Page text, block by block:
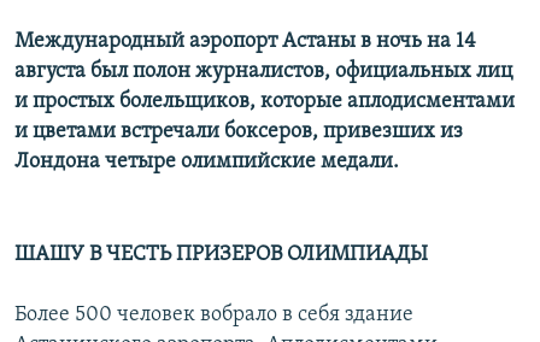
Международный аэропорт Астаны в ночь на 14
августа был полон журналистов, официальных лиц
и простых болельщиков, которые аплодисментами
и цветами встречали боксеров, привезших из
Лондона четыре олимпийские медали.
ШАШУ В ЧЕСТЬ ПРИЗЕРОВ ОЛИМПИАДЫ
Более 500 человек вобрало в себя здание